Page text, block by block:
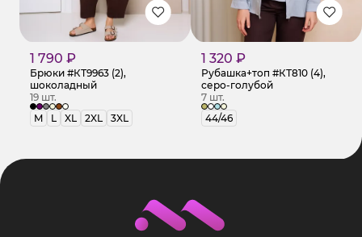
1 790 ₽
Брюки #КТ9963 (2),
шоколадный
19 шт.
M
L XL 2XL 3XL
1 320 ₽
Рубашка+топ #КТ810 (4),
серо-голубой
7 шт.
44/46